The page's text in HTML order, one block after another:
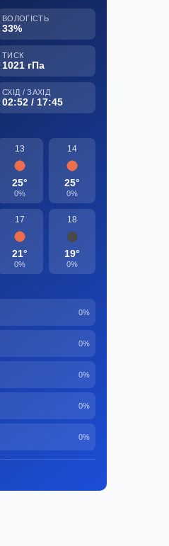
ВОЛОГІСТЬ
33%
ТИСК
1021 гПа
СХІД / ЗАХІД
02:52 / 17:45
13
25°
0%
14
25°
0%
17
21°
0%
18
19°
0%
0%
0%
0%
0%
0%